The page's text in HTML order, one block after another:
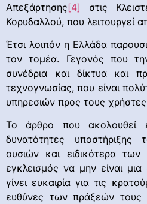
Απεξάρτησης[4] στις
Κορυδαλλού, που λειτουργεί
Έτσι λοιπόν η Ελλάδα
τον τομέα. Γεγονός που
συνέδρια και δίκτυα και
τεχνογνωσίας, που είναι
υπηρεσιών προς τους
Το άρθρο που ακολουθεί
δυνατότητες υποστήριξης
ουσιών και ειδικότερα
εγκλεισμός να μην είναι
γίνει ευκαιρία για τις
ευθύνες των πράξεών τους